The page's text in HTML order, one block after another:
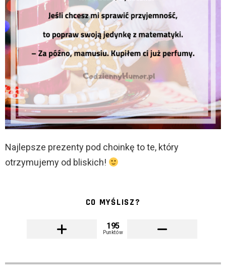
Najlepsze prezenty pod choinkę to te, który
otrzymujemy od bliskich!
CO MYŚLISZ?
195
Punktów